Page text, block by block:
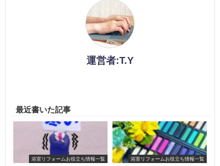
運営者:T.Y
最近書いた記事
浴室リフォームお役立ち情報一覧 浴室リフォームお役立ち情報一覧